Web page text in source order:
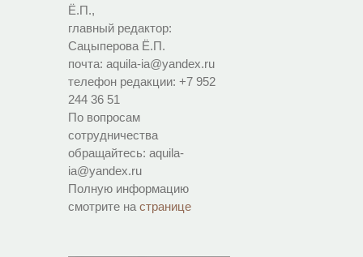
Ё.П.,
главный редактор:
Сацыперова Ё.П.
почта: aquila-ia@yandex.ru
телефон редакции: +7 952
244 36 51
По вопросам
сотрудничества
обращайтесь: aquila-
ia@yandex.ru
Полную информацию
смотрите на странице